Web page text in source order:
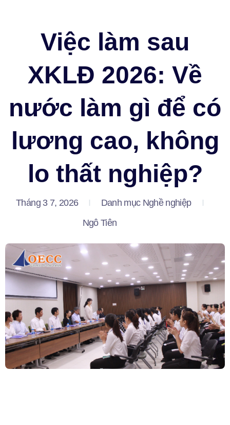
Việc làm sau
XKLĐ 2026: Về
nước làm gì để có
lương cao, không
lo thất nghiệp?
Tháng 3 7, 2026 Danh mục Nghề nghiệp
Ngô Tiên